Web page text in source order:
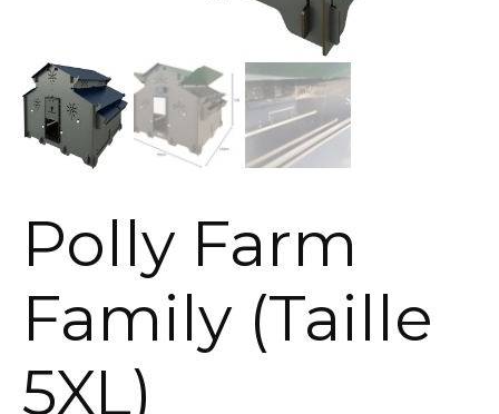
Polly Farm
Family (Taille
5XL)